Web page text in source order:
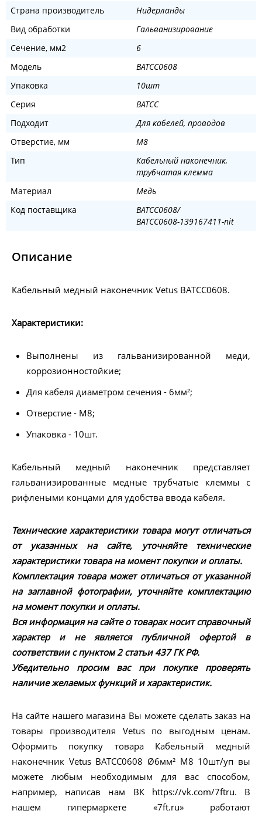
Страна производитель
Нидерланды
Вид обработки
Гальванизирование
Сечение, мм2
6
Модель
BATCC0608
Упаковка
10шт
Серия
BATCC
Подходит
Для кабелей, проводов
Отверстие, мм
M8
Тип
Кабельный наконечник,
трубчатая клемма
Материал
Медь
Код поставщика
BATCC0608/
BATCC0608-139167411-nit
Описание
Кабельный медный наконечник Vetus BATCC0608.
Характеристики:
Выполнены из гальванизированной меди,
коррозионностойкие;
Для кабеля диаметром сечения - 6мм²;
Отверстие - M8;
Упаковка - 10шт.
Кабельный медный наконечник представляет
гальванизированные медные трубчатые клеммы с
рифлеными концами для удобства ввода кабеля.
Технические характеристики товара могут отличаться
от указанных на сайте, уточняйте технические
характеристики товара на момент покупки и оплаты.
Комплектация товара может отличаться от указанной
на заглавной фотографии, уточняйте комплектацию
на момент покупки и оплаты.
Вся информация на сайте о товарах носит справочный
характер и не является публичной офертой в
соответствии с пунктом 2 статьи 437 ГК РФ.
Убедительно просим вас при покупке проверять
наличие желаемых функций и характеристик.
На сайте нашего магазина Вы можете сделать заказ на
товары производителя Vetus по выгодным ценам.
Оформить покупку товара Кабельный медный
наконечник Vetus BATCC0608 Ø6мм² M8 10шт/уп вы
можете любым необходимым для вас способом,
например, написав нам ВК https://vk.com/7ftru. В
нашем гипермаркете «7ft.ru» работают